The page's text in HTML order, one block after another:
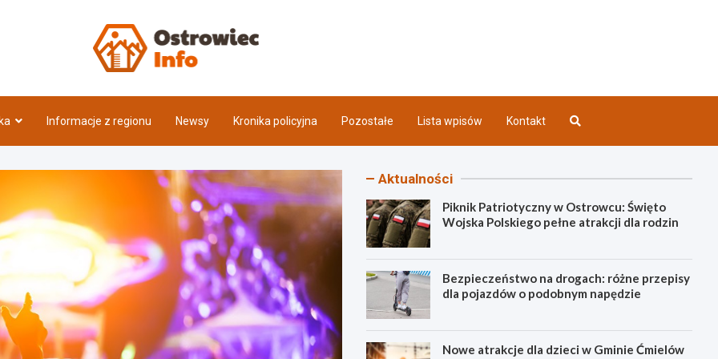
Informacje z regionu Newsy Kronika policyjna Pozostałe Lista wpisów Kontakt
Aktualności
Piknik Patriotyczny w Ostrowcu: Święto
Wojska Polskiego pełne atrakcji dla rodzin
Bezpieczeństwo na drogach: różne przepisy
dla pojazdów o podobnym napędzie
Nowe atrakcje dla dzieci w Gminie Ćmielów